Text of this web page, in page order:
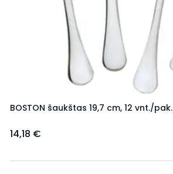
BOSTON šaukštas 19,7 cm, 12 vnt./pak.
14,18 €